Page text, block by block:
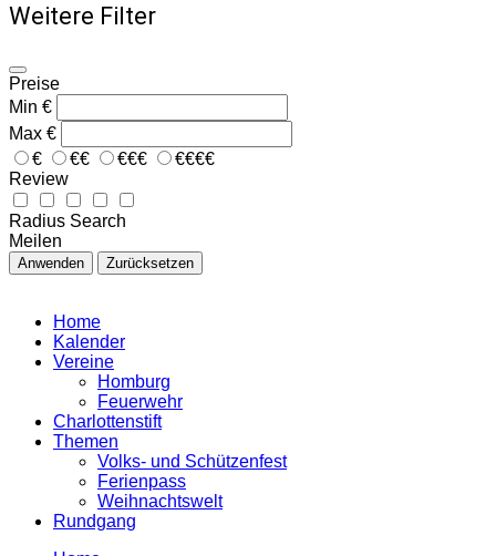
Weitere Filter
Preise
Min €
Max €
€
€€ €€€
€€€€
Review
Radius Search
Meilen
Anwenden Zurücksetzen
Home
Kalender
Vereine
Homburg
Feuerwehr
Charlottenstift
Themen
Volks- und Schützenfest
Ferienpass
Weihnachtswelt
Rundgang